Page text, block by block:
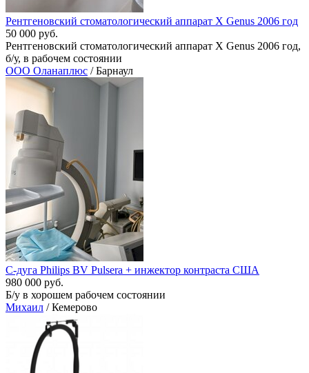
Рентгеновский стоматологический аппарат X Genus 2006 год
50 000 руб.
Рентгеновский стоматологический аппарат X Genus 2006 год,
б/у, в рабочем состоянии
ООО Оланаплюс / Барнаул
С-дуга Philips BV Pulsera + инжектор контраста США
980 000 руб.
Б/у в хорошем рабочем состоянии
Михаил / Кемерово